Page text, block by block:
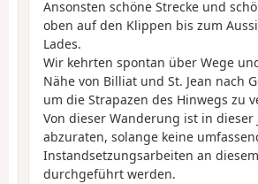
Ansonsten schöne Strecke und
oben auf den Klippen bis zum
Lades.
Wir kehrten spontan über Wege
Nähe von Billiat und St. Jean nach
um die Strapazen des Hinwegs zu
Von dieser Wanderung ist in dieser
abzuraten, solange keine
Instandsetzungsarbeiten an
durchgeführt werden.